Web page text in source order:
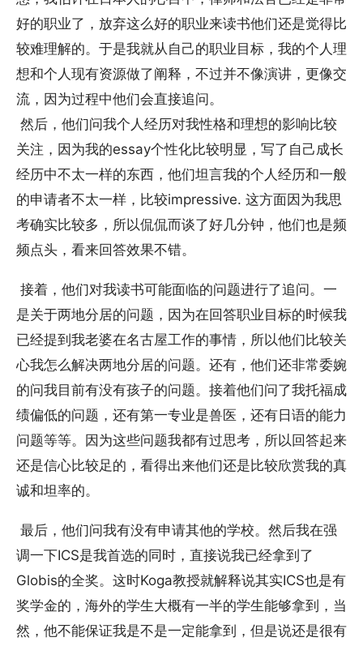
好的职业了，放弃这么好的职业来读书他们还是觉得比
较难理解的。于是我就从自己的职业目标，我的个人理
想和个人现有资源做了阐释，不过并不像演讲，更像交
流，因为过程中他们会直接追问。
然后，他们问我个人经历对我性格和理想的影响比较
关注，因为我的essay个性化比较明显，写了自己成长
经历中不太一样的东西，他们坦言我的个人经历和一般
的申请者不太一样，比较impressive. 这方面因为我思
考确实比较多，所以侃侃而谈了好几分钟，他们也是频
频点头，看来回答效果不错。
接着，他们对我读书可能面临的问题进行了追问。一
是关于两地分居的问题，因为在回答职业目标的时候我
已经提到我老婆在名古屋工作的事情，所以他们比较关
心我怎么解决两地分居的问题。还有，他们还非常委婉
的问我目前有没有孩子的问题。接着他们问了我托福成
绩偏低的问题，还有第一专业是兽医，还有日语的能力
问题等等。因为这些问题我都有过思考，所以回答起来
还是信心比较足的，看得出来他们还是比较欣赏我的真
诚和坦率的。
最后，他们问我有没有申请其他的学校。然后我在强
调一下ICS是我首选的同时，直接说我已经拿到了
Globis的全奖。这时Koga教授就解释说其实ICS也是有
奖学金的，海外的学生大概有一半的学生能够拿到，当
然，他不能保证我是不是一定能拿到，但是说还是很有